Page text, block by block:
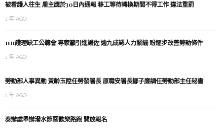
被看護人往生 雇主應於30日內通報 移工等待轉換期間不得工作 違法重罰
1 年 AGO
1111護理缺工公聽會 專家籲引進護佐 逾九成認人力緊繃 盼逐步改善勞動條件
1 年 AGO
勞動部人事異動 黃齡玉陞任勞發署長 原職安署長鄒子廉調任勞動部主任秘書
1 年 AGO
泰辦處舉辦潑水節暨歡樂路跑 開放報名